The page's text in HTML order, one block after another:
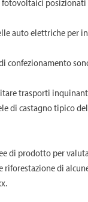
auto elettriche per
confezionamento
trasporti
di castagno tipico
di prodotto per
di